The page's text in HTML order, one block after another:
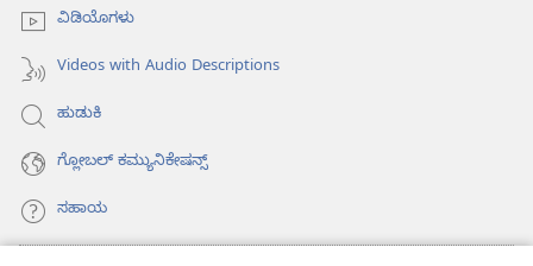
ವಿಡಿಯೊಗಳು
Videos with Audio Descriptions
ಹುಡುಕಿ
ಗ್ಲೋಬಲ್‌ ಕಮ್ಯುನಿಕೇಷನ್ಸ್‌
ಸಹಾಯ